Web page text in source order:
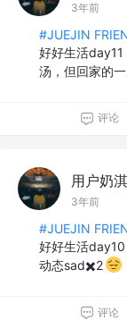
3年前
#JUEJIN
好好生活day11
汤，但回家的
评论
用户奶
3年前
#JUEJIN
好好生活
动态sad✖️2
评论